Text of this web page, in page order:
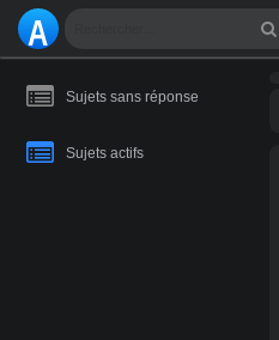
A
T
R
Sujets sans réponse
Sujets actifs